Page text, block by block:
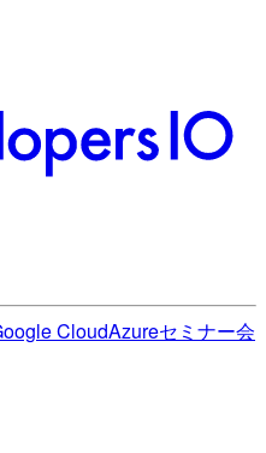
CloudAzureセミナー会